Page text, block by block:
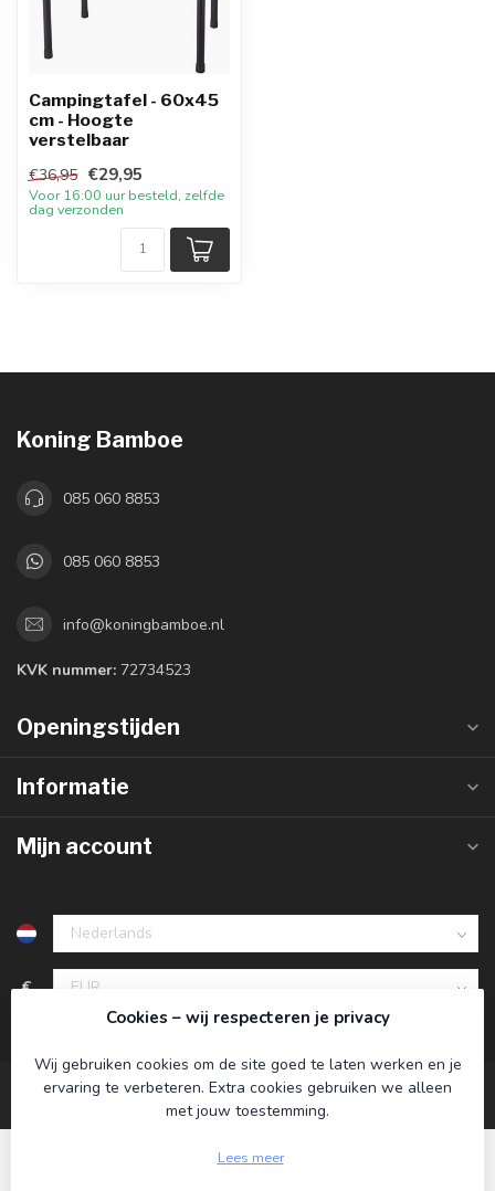
Campingtafel - 60x45
cm - Hoogte
verstelbaar
€36,95 €29,95
Voor 16:00 uur besteld, zelfde
dag verzonden
Koning Bamboe
085 060 8853
085 060 8853
info@koningbamboe.nl
KVK nummer: 72734523
Openingstijden
Informatie
Mijn account
€
Cookies – wij respecteren je privacy
Wij gebruiken cookies om de site goed te laten werken en je
ervaring te verbeteren. Extra cookies gebruiken we alleen
met jouw toestemming.
Lees meer